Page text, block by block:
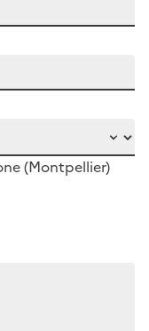
(Montpellier)